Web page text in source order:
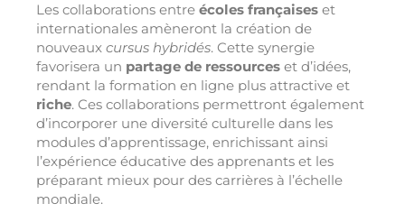
Les collaborations entre écoles françaises et
internationales amèneront la création de
nouveaux cursus hybridés. Cette synergie
favorisera un partage de ressources et d’idées,
rendant la formation en ligne plus attractive et
riche. Ces collaborations permettront également
d’incorporer une diversité culturelle dans les
modules d’apprentissage, enrichissant ainsi
l’expérience éducative des apprenants et les
préparant mieux pour des carrières à l’échelle
mondiale.